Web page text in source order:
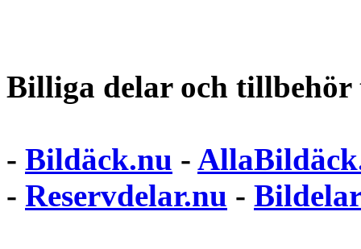
Billiga delar och
- Bildäck.nu -
- Reservdelar.nu - Bildelar